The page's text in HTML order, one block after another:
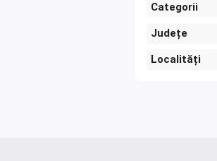
Categorii
Județe
Localități